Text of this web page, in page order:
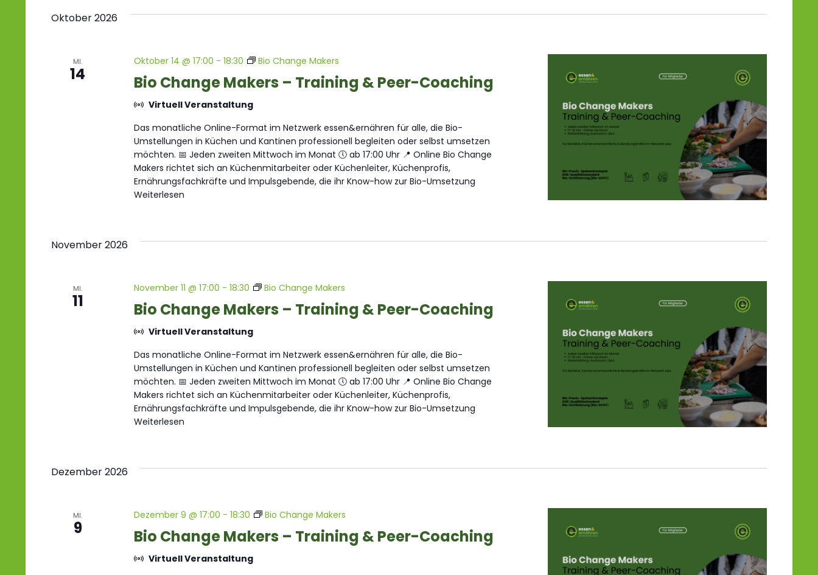
Oktober 2026
MI.
14 Bio Change Makers – Training & Peer-Coaching
Oktober 14 @ 17:00 - 18:30 Bio Change Makers
Virtuell Veranstaltung
Das monatliche Online-Format im Netzwerk essen&ernähren für alle, die Bio-
Umstellungen in Küchen und Kantinen professionell begleiten oder selbst umsetzen
möchten. 📅 Jeden zweiten Mittwoch im Monat 🕔 ab 17:00 Uhr 📍 Online Bio Change
Makers richtet sich an Küchenmitarbeiter oder Küchenleiter, Küchenprofis,
Ernährungsfachkräfte und Impulsgebende, die ihr Know-how zur Bio-Umsetzung
Weiterlesen
November 2026
MI.
11 Bio Change Makers – Training & Peer-Coaching
November 11 @ 17:00 - 18:30 Bio Change Makers
Virtuell Veranstaltung
Das monatliche Online-Format im Netzwerk essen&ernähren für alle, die Bio-
Umstellungen in Küchen und Kantinen professionell begleiten oder selbst umsetzen
möchten. 📅 Jeden zweiten Mittwoch im Monat 🕔 ab 17:00 Uhr 📍 Online Bio Change
Makers richtet sich an Küchenmitarbeiter oder Küchenleiter, Küchenprofis,
Ernährungsfachkräfte und Impulsgebende, die ihr Know-how zur Bio-Umsetzung
Weiterlesen
Dezember 2026
MI.
9 Bio Change Makers – Training & Peer-Coaching
Dezember 9 @ 17:00 - 18:30 Bio Change Makers
Virtuell Veranstaltung